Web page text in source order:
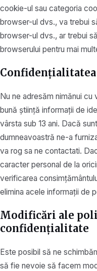
cookie-ul sau categoria
browser-ul dvs., va trebui
browser-ul dvs., ar trebui
browserului pentru mai
Nu ne adresăm nimănui cu
bună știință informații de
vârsta sub 13 ani. Dacă
dumneavoastră ne-a
va rog sa ne contactati.
caracter personal de la
verificarea
elimina acele informații de
Modificări ale
confidențialitate
Este posibil să ne
să fie nevoie să facem